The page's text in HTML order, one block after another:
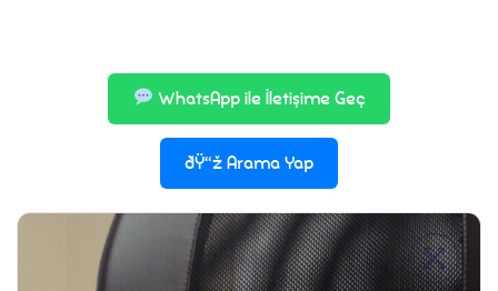
Hakkımızda
WhatsApp ile İletişime Geç
ðŸ“ž Arama Yap